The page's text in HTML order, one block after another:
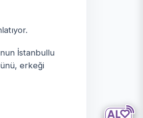
İstanbullu
erkeği